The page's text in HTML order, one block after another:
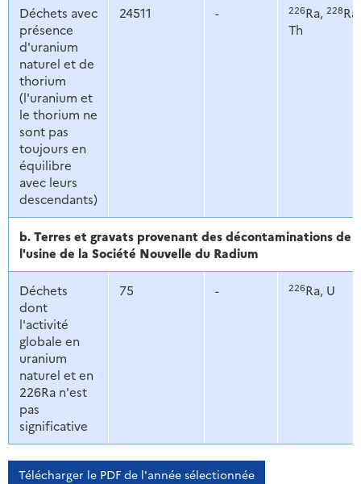
Déchets avec
présence
d'uranium
naturel et de
thorium
(l'uranium et
le thorium ne
sont pas
toujours en
équilibre
avec leurs
descendants)
24511 - 226Ra, 228
Th
b. Terres et gravats provenant des décontaminations de
l'usine de la Société Nouvelle du Radium
Déchets
dont
l'activité
globale en
uranium
naturel et en
226Ra n'est
pas
significative
75 - 226Ra, U
Télécharger le PDF de l'année sélectionnée